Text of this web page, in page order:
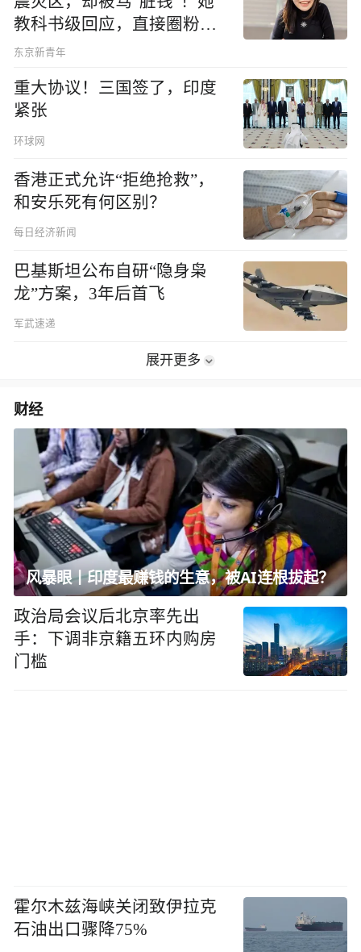
教科书级回应，直接圈粉无
数
东京新青年
重大协议！三国签了，印度
紧张
环球网
香港正式允许“拒绝抢救”，
和安乐死有何区别？
每日经济新闻
巴基斯坦公布自研“隐身枭
龙”方案，3年后首飞
军武速递
展开更多
财经
风暴眼丨印度最赚钱的生意，被AI连根拔起？
政治局会议后北京率先出
手：下调非京籍五环内购房
门槛
霍尔木兹海峡关闭致伊拉克
石油出口骤降75%